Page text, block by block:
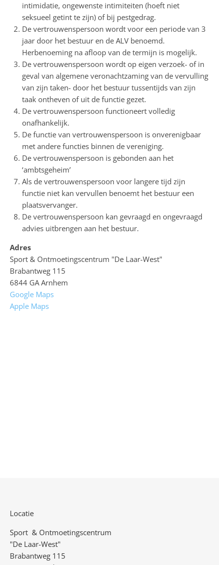
intimidatie, ongewenste intimiteiten (hoeft niet
seksueel getint te zijn) of bij pestgedrag.
De vertrouwenspersoon wordt voor een periode van 3
jaar door het bestuur en de ALV benoemd.
Herbenoeming na afloop van de termijn is mogelijk.
De vertrouwenspersoon wordt op eigen verzoek- of in
geval van algemene veronachtzaming van de vervulling
van zijn taken- door het bestuur tussentijds van zijn
taak ontheven of uit de functie gezet.
De vertrouwenspersoon functioneert volledig
onafhankelijk.
De functie van vertrouwenspersoon is onverenigbaar
met andere functies binnen de vereniging.
De vertrouwenspersoon is gebonden aan het
‘ambtsgeheim’
Als de vertrouwenspersoon voor langere tijd zijn
functie niet kan vervullen benoemt het bestuur een
plaatsvervanger.
De vertrouwenspersoon kan gevraagd en ongevraagd
advies uitbrengen aan het bestuur.
Adres
Sport & Ontmoetingscentrum "De Laar-West"
Brabantweg 115
6844 GA Arnhem
Google Maps
Apple Maps
Locatie
Sport & Ontmoetingscentrum
"De Laar-West"
Brabantweg 115